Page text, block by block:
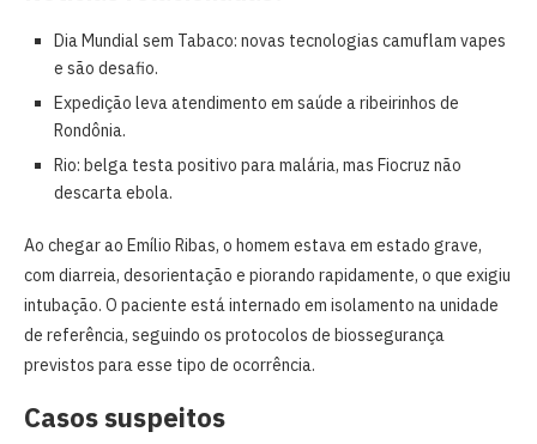
Dia Mundial sem Tabaco: novas tecnologias camuflam vapes
e são desafio.
Expedição leva atendimento em saúde a ribeirinhos de
Rondônia.
Rio: belga testa positivo para malária, mas Fiocruz não
descarta ebola.
Ao chegar ao Emílio Ribas, o homem estava em estado grave,
com diarreia, desorientação e piorando rapidamente, o que exigiu
intubação. O paciente está internado em isolamento na unidade
de referência, seguindo os protocolos de biossegurança
previstos para esse tipo de ocorrência.
Casos suspeitos